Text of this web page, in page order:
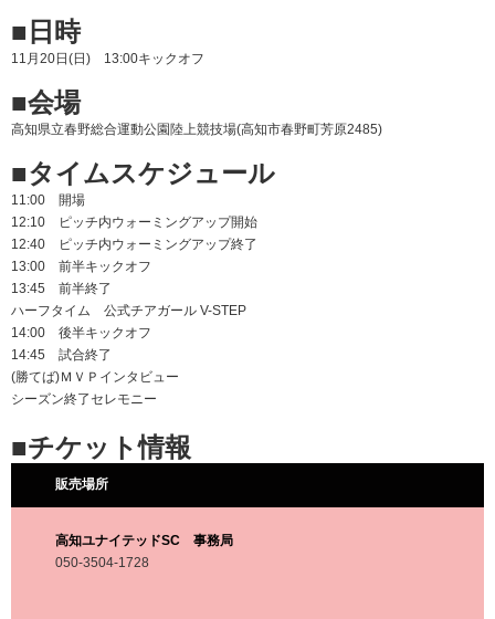
■日時
11月20日(日) 13:00キックオフ
■会場
高知県立春野総合運動公園陸上競技場(高知市春野町芳原2485)
■タイムスケジュール
11:00 開場
12:10 ピッチ内ウォーミングアップ開始
12:40 ピッチ内ウォーミングアップ終了
13:00 前半キックオフ
13:45 前半終了
ハーフタイム 公式チアガール V-STEP
14:00 後半キックオフ
14:45 試合終了
(勝てば)ＭＶＰインタビュー
シーズン終了セレモニー
■チケット情報
販売場所
高知ユナイテッドSC 事務局
050-3504-1728